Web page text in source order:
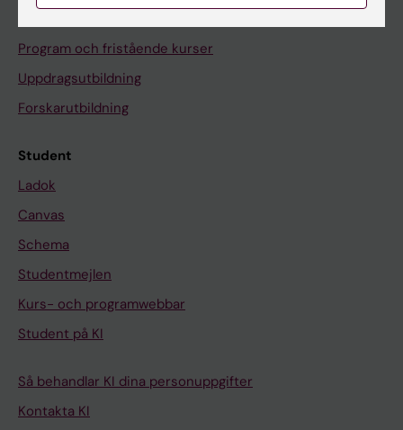
Program och fristående kurser
Uppdragsutbildning
Forskarutbildning
Student
Ladok
Canvas
Schema
Studentmejlen
Kurs- och programwebbar
Student på KI
Så behandlar KI dina personuppgifter
Kontakta KI